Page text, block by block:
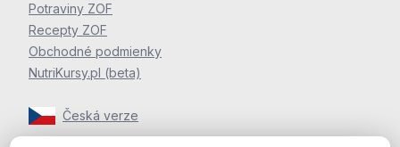
Potraviny ZOF
Recepty ZOF
Obchodné podmienky
NutriKursy.pl (beta)
Česká verze